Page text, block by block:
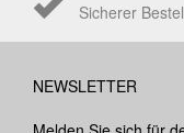
Sicherer
NEWSLETTER